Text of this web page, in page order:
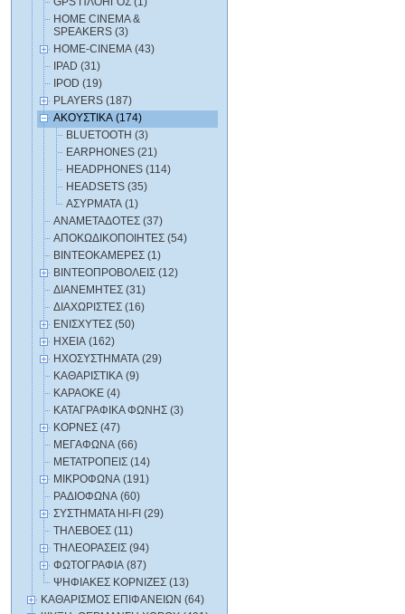
HOME CINEMA &
SPEAKERS (3)
HOME-CINEMA (43)
IPAD (31)
IPOD (19)
PLAYERS (187)
ΑΚΟΥΣΤΙΚΑ (174)
BLUETOOTH (3)
EARPHONES (21)
HEADPHONES (114)
HEADSETS (35)
ΑΣΥΡΜΑΤΑ (1)
ΑΝΑΜΕΤΑΔΟΤΕΣ (37)
ΑΠΟΚΩΔΙΚΟΠΟΙΗΤΕΣ (54)
ΒΙΝΤΕΟΚΑΜΕΡΕΣ (1)
ΒΙΝΤΕΟΠΡΟΒΟΛΕΙΣ (12)
ΔΙΑΝΕΜΗΤΕΣ (31)
ΔΙΑΧΩΡΙΣΤΕΣ (16)
ΕΝΙΣΧΥΤΕΣ (50)
ΗΧΕΙΑ (162)
ΗΧΟΣΥΣΤΗΜΑΤΑ (29)
ΚΑΘΑΡΙΣΤΙΚΑ (9)
ΚΑΡΑΟΚΕ (4)
ΚΑΤΑΓΡΑΦΙΚΑ ΦΩΝΗΣ (3)
ΚΟΡΝΕΣ (47)
ΜΕΓΑΦΩΝΑ (66)
ΜΕΤΑΤΡΟΠΕΙΣ (14)
ΜΙΚΡΟΦΩΝΑ (191)
ΡΑΔΙΟΦΩΝΑ (60)
ΣΥΣΤΗΜΑΤΑ HI-FI (29)
ΤΗΛΕΒΟΕΣ (11)
ΤΗΛΕΟΡΑΣΕΙΣ (94)
ΦΩΤΟΓΡΑΦΙΑ (87)
ΨΗΦΙΑΚΕΣ ΚΟΡΝΙΖΕΣ (13)
ΚΑΘΑΡΙΣΜΟΣ ΕΠΙΦΑΝΕΙΩΝ (64)